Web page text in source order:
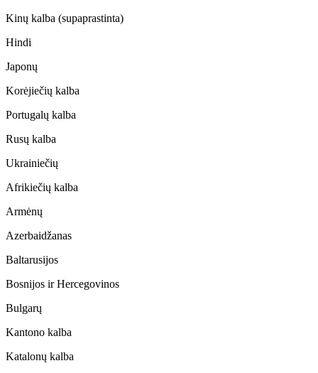
Kinų kalba (supaprastinta)
Hindi
Japonų
Korėjiečių kalba
Portugalų kalba
Rusų kalba
Ukrainiečių
Afrikiečių kalba
Armėnų
Azerbaidžanas
Baltarusijos
Bosnijos ir Hercegovinos
Bulgarų
Kantono kalba
Katalonų kalba